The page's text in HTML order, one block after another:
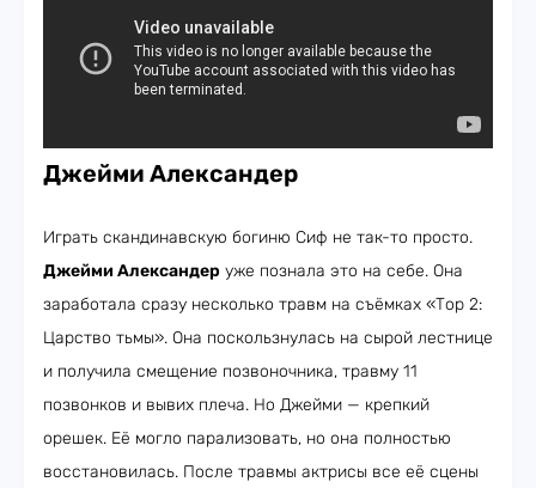
Джейми Александер
Играть скандинавскую богиню Сиф не так-то просто.
Джейми Александер уже познала это на себе. Она
заработала сразу несколько травм на съёмках «Тор 2:
Царство тьмы». Она поскользнулась на сырой лестнице
и получила смещение позвоночника, травму 11
позвонков и вывих плеча. Но Джейми — крепкий
орешек. Её могло парализовать, но она полностью
восстановилась. После травмы актрисы все её сцены